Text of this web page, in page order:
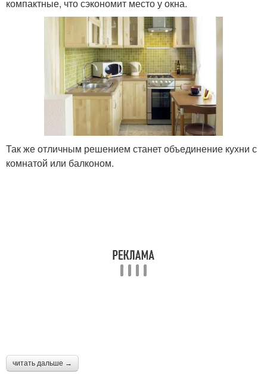
компактные, что сэкономит место у окна.
Так же отличным решением станет объединение кухни с
комнатой или балконом.
читать дальше →